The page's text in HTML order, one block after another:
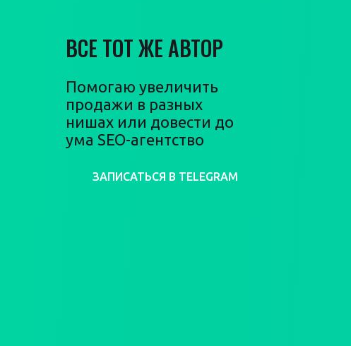
ВСЕ ТОТ ЖЕ АВТОР
Помогаю увеличить
продажи в разных
нишах или довести до
ума SEO-агентство
ЗАПИСАТЬСЯ В TELEGRAM